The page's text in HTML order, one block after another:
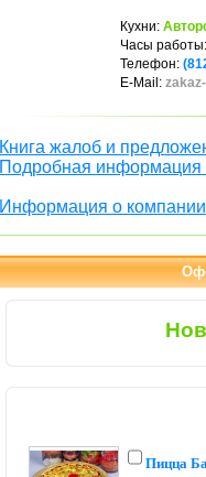
Кухни:
Часы
Телефон:
E-Mail:
Книга жалоб и
Подробная информация
Информация о компании
Пицца